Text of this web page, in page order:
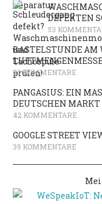
DEFEKTEN
53
BASTELSTUNDE AM
50 KOMMENTARE
PANGASIUS: EIN
DEUTSCHEN MARKT
42 KOMMENTARE
GOOGLE STREET
39 KOMMENTARE